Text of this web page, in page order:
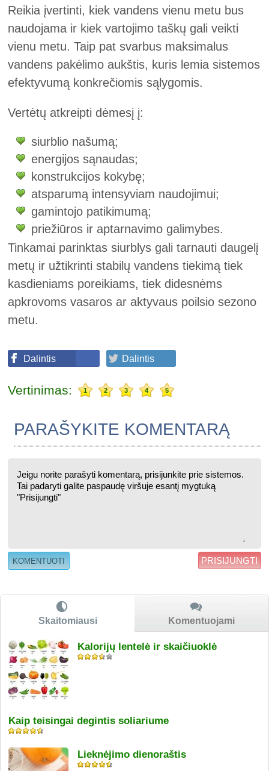
Reikia įvertinti, kiek vandens vienu metu bus
naudojama ir kiek vartojimo taškų gali veikti
vienu metu. Taip pat svarbus maksimalus
vandens pakėlimo aukštis, kuris lemia sistemos
efektyvumą konkrečiomis sąlygomis.
Vertėtų atkreipti dėmesį į:
siurblio našumą;
energijos sąnaudas;
konstrukcijos kokybę;
atsparumą intensyviam naudojimui;
gamintojo patikimumą;
priežiūros ir aptarnavimo galimybes.
Tinkamai parinktas siurblys gali tarnauti daugelį
metų ir užtikrinti stabilų vandens tiekimą tiek
kasdieniams poreikiams, tiek didesnėms
apkrovoms vasaros ar aktyvaus poilsio sezono
metu.
Dalintis Dalintis
Vertinimas: 1 2 3 4 5
PARAŠYKITE KOMENTARĄ
PRISIJUNGTI
Skaitomiausi Komentuojami
Kalorijų lentelė ir skaičiuoklė
Kaip teisingai degintis soliariume
Lieknėjimo dienoraštis